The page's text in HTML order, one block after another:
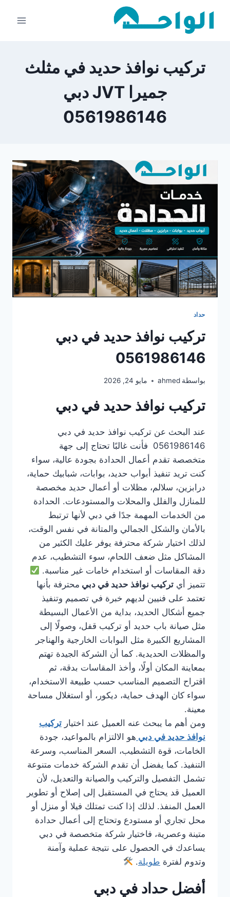
تركيب نوافذ حديد في مثلث
جميرا JVT دبي
0561986146
حداد
تركيب نوافذ حديد في دبي
0561986146
بواسطة ahmed مايو 24, 2026
تركيب نوافذ حديد في دبي
عند البحث عن تركيب نوافذ حديد في دبي
0561986146 فأنت غالبًا تحتاج إلى جهة
متخصصة تقدم أعمال الحدادة بجودة عالية، سواء
كنت تريد تنفيذ أبواب حديد، بوابات، شبابيك حماية،
درابزين، سلالم، مظلات أو أعمال حديد مخصصة
للمنازل والفلل والمحلات والمستودعات. الحدادة
من الخدمات المهمة جدًا في دبي لأنها ترتبط
بالأمان والشكل الجمالي والمتانة في نفس الوقت،
لذلك اختيار شركة محترفة يوفر عليك الكثير من
المشاكل مثل ضعف اللحام، سوء التشطيب، عدم
دقة المقاسات أو استخدام خامات غير مناسبة.
تتميز أي تركيب نوافذ حديد في دبي محترفة بأنها
تعتمد على فنيين لديهم خبرة في تصميم وتنفيذ
جميع أشكال الحديد، بداية من الأعمال البسيطة
مثل صيانة باب حديد أو تركيب قفل، وصولًا إلى
المشاريع الكبيرة مثل البوابات الخارجية والهناجر
والمظلات الحديدية. كما أن الشركة الجيدة تهتم
بمعاينة المكان أولًا، وأخذ المقاسات بدقة، ثم
اقتراح التصميم المناسب حسب طبيعة الاستخدام،
سواء كان الهدف حماية، ديكور، أو استغلال مساحة
معينة.
ومن أهم ما يبحث عنه العميل عند اختيار تركيب
نوافذ حديد في دبي هو الالتزام بالمواعيد، جودة
الخامات، قوة التشطيب، السعر المناسب، وسرعة
التنفيذ. كما يفضل أن تقدم الشركة خدمات متنوعة
تشمل التفصيل والتركيب والصيانة والتعديل، لأن
العميل قد يحتاج في المستقبل إلى إصلاح أو تطوير
العمل المنفذ. لذلك إذا كنت تمتلك فيلا أو منزل أو
محل تجاري أو مستودع وتحتاج إلى أعمال حدادة
متينة وعصرية، فاختيار شركة متخصصة في دبي
يساعدك في الحصول على نتيجة عملية وآمنة
وتدوم لفترة طويلة.
أفضل حداد في دبي